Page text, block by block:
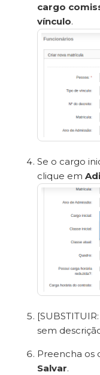
cargo
vínculo.
Se o cargo
clique em
sem
Preencha os
Salvar.